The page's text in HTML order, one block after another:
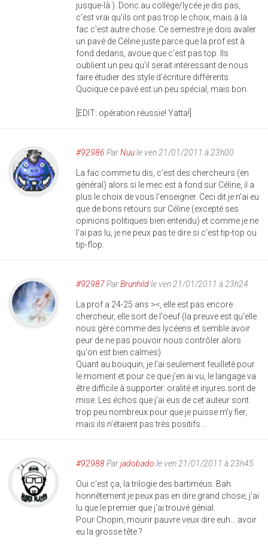
jusque-là ). Donc au collège/lycée je dis pas,
c'est vrai qu'ils ont pas trop le choix, mais à la
fac c'est autre chose. Ce semestre je dois avaler
un pavé de Céline juste parce que la prof est à
fond dedans, avoue que c'est pas top. Ils
oublient un peu qu'il serait intéressant de nous
faire étudier des style d'écriture différents.
Quoique ce pavé est un peu spécial, mais bon.
[EDIT: opération réussie! Yatta!]
#92986 ParNuule ven 21/01/2011 à 23h00
La fac comme tu dis, c'est des chercheurs (en
général) alors si le mec est à fond sur Céline, il a
plus le choix de vous l'enseigner. Ceci dit je n'ai eu
que de bons retours sur Céline (excepté ses
opinions politiques bien entendu) et comme je ne
l'ai pas lu, je ne peux pas te dire si c'est tip-top ou
tip-flop.
#92987ParBrunhildle ven 21/01/2011 à 23h24
La prof a 24-25 ans ><, elle est pas encore
chercheur, elle sort de l'oeuf (la preuve est qu'elle
nous gère comme des lycéens et semble avoir
peur de ne pas pouvoir nous contrôler alors
qu'on est bien calmes).
Quant au bouquin, je l'ai seulement feuilleté pour
le moment et pour ce que j'en ai vu, le langage va
être difficile à supporter: oralité et injures sont de
mise. Les échos que j'ai eus de cet auteur sont
trop peu nombreux pour que je puisse m'y fier,
mais ils n'étaient pas très positifs...
#92988Parjadobado le ven 21/01/2011 à 23h45
Oui c'est ça, la trilogie des bartiméus. Bah
honnêtement je peux pas en dire grand chose, j'ai
lu que le premier que j'ai trouvé génial.
Pour Chopin, mourir pauvre veux dire euh... avoir
eu la grosse tête ?